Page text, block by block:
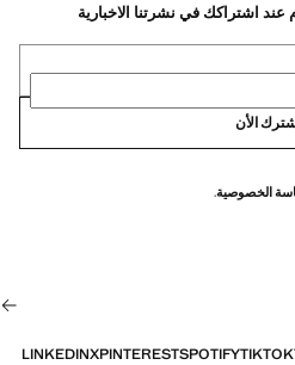
الأن
الخصوصية.
TIKTOK
SPOTIFY
PINTEREST
X
LINKEDIN